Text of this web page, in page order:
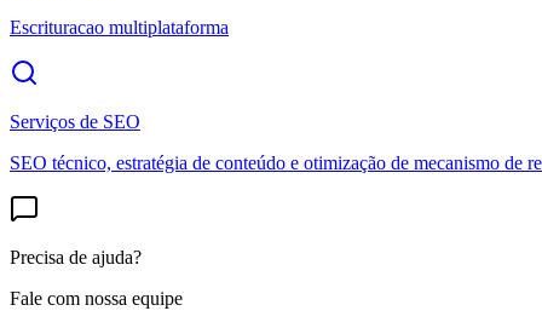
Escrituracao multiplataforma
Serviços de SEO
SEO técnico, estratégia de conteúdo e otimização de mecanismo de
Precisa de ajuda?
Fale com nossa equipe